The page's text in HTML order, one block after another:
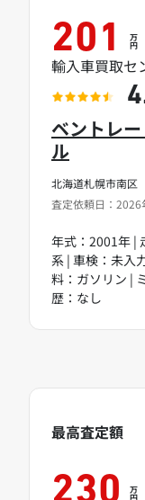
北海道札幌市南区
査定依頼日：2026
ベントレ
ル
年式：2001年 |
系 | 車検：未入
料：ガソリン |
歴：なし
201 万
円
輸入車買取セ
最高査定額
万
円